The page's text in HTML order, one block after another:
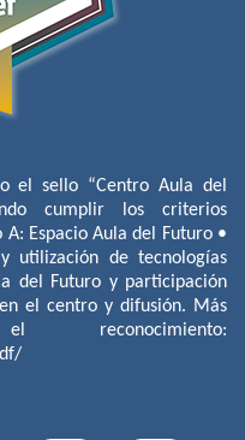
el sello “Centro Aula del
cumplir los criterios
Espacio Aula del Futuro •
utilización de tecnologías
del Futuro y participación
el centro y difusión. Más
reconocimiento: